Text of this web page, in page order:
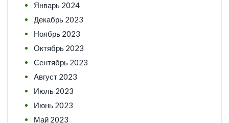
Январь 2024
Декабрь 2023
Ноябрь 2023
Октябрь 2023
Сентябрь 2023
Август 2023
Июль 2023
Июнь 2023
Май 2023